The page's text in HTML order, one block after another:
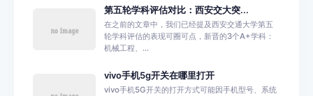
第五轮学科评估对比：西安交大突...
在之前的文章中，我们已经提及西安交通大学第五
轮学科评估的表现可圈可点，新晋的3个A+学科：
机械工程、...
vivo手机5g开关在哪里打开
vivo手机5G开关的打开方式可能因手机型号、系统